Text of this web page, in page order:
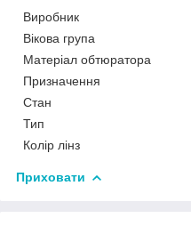
Виробник
Вікова група
Матеріал обтюратора
Призначення
Стан
Тип
Колір лінз
Приховати